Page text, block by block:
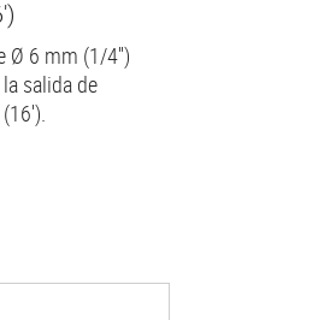
Ø 6 mm (1/4'')
salida de